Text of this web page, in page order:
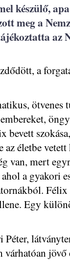
készülő,
meg a
az
a
ötvenes
bevett
életbe
van, mert
a gyakori
Egy